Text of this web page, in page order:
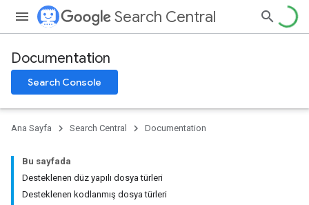
Search Central
Documentation
Search Console
Ana Sayfa Search Central Documentation
Bu sayfada
Desteklenen düz yapılı dosya türleri
Desteklenen kodlanmış dosya türleri